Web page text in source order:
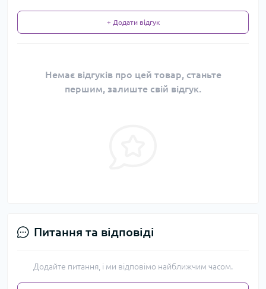
+ Додати відгук
Немає відгуків про цей товар, станьте
першим, залиште свій відгук.
Питання та відповіді
Додайте питання, і ми відповімо найближчим часом.